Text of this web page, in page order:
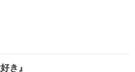
たっけ、、、、
き』